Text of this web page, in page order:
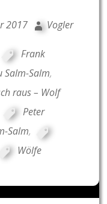
2017 Vogler
Frank
Salm-Salm,
raus – Wolf
Peter
Salm,
Wölfe